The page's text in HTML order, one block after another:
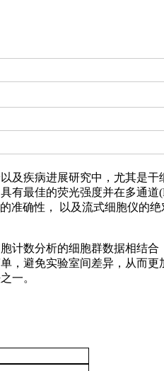
及疾病进展研究中，尤其是干
有最佳的荧光强度并在多通道
准确性， 以及流式细胞仪的
计数分析的细胞群数据相结合
，避免实验室间差异，从而更
一。